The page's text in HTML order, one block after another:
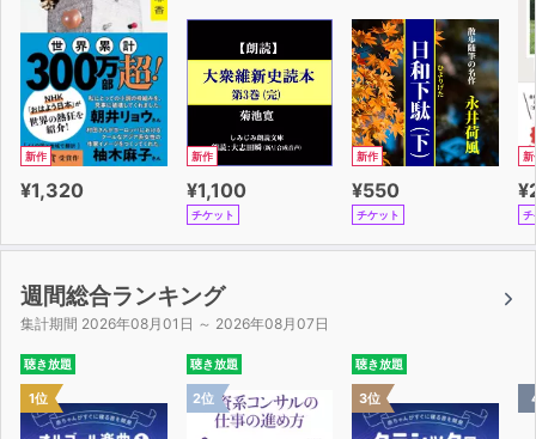
新作
¥1,320
新作
¥1,100
チケット
新作
¥550
チケット
新
チ
週間総合ランキング
集計期間 2026年08月01日 ～ 2026年08月07日
聴き放題
1位
聴き放題
2位
聴き放題
3位